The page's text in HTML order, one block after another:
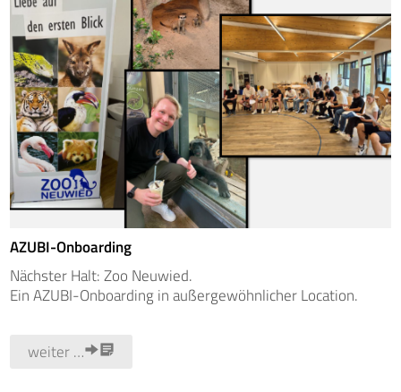
AZUBI-Onboarding
Nächster Halt: Zoo Neuwied.
Ein AZUBI-Onboarding in außergewöhnlicher Location.
weiter …